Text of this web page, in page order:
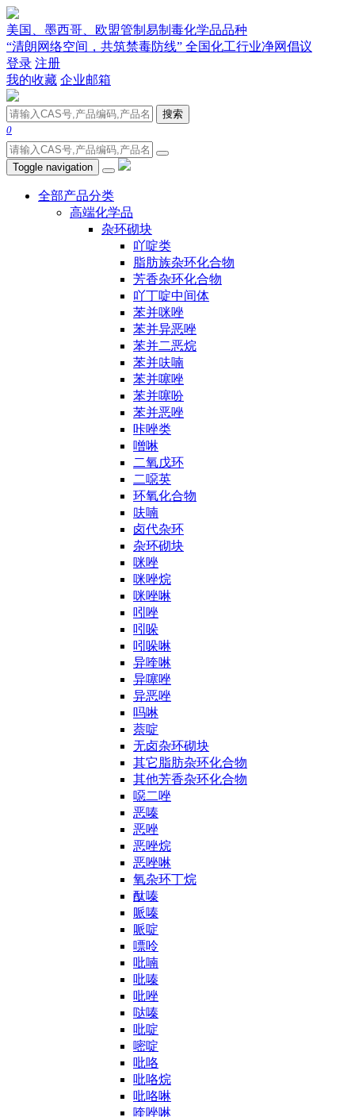
美国、墨西哥、欧盟管制易制毒化学品品种
“清朗网络空间，共筑禁毒防线” 全国化工行业净网倡议
登录 注册
我的收藏 企业邮箱
搜索
0
Toggle navigation
全部产品分类
高端化学品
杂环砌块
吖啶类
脂肪族杂环化合物
芳香杂环化合物
吖丁啶中间体
苯并咪唑
苯并异恶唑
苯并二恶烷
苯并呋喃
苯并噻唑
苯并噻吩
苯并恶唑
咔唑类
噌啉
二氧戊环
二噁英
环氧化合物
呋喃
卤代杂环
杂环砌块
咪唑
咪唑烷
咪唑啉
吲唑
吲哚
吲哚啉
异喹啉
异噻唑
异恶唑
吗啉
萘啶
无卤杂环砌块
其它脂肪杂环化合物
其他芳香杂环化合物
噁二唑
恶嗪
恶唑
恶唑烷
恶唑啉
氧杂环丁烷
酞嗪
哌嗪
哌啶
嘌呤
吡喃
吡嗪
吡唑
哒嗪
吡啶
嘧啶
吡咯
吡咯烷
吡咯啉
喹唑啉